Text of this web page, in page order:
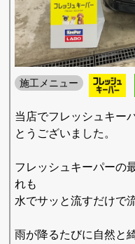
施工メニュー
当店でフレッシュキー
とうございました。
フレッシュキーパーの
れも
水でサッと流すだけで
雨が降るたびに自然と